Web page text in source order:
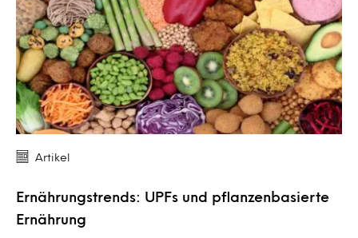
Artikel
Ernährungstrends: UPFs und pflanzenbasierte
Ernährung